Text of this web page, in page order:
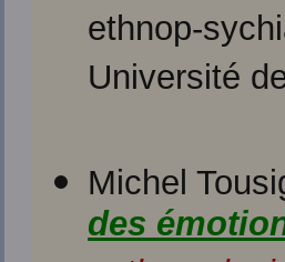
ethnop-
Université
Michel
des